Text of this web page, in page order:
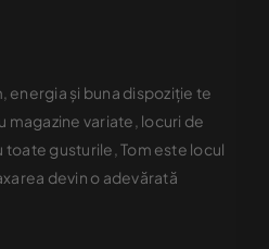
energia și buna dispoziție te
magazine variate, locuri de
gusturile, Tom este locul
devin o adevărată